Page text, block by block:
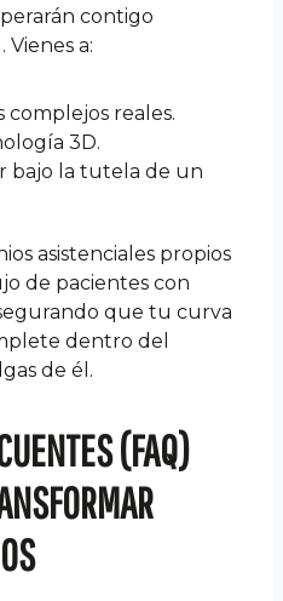
contigo
a:
complejos reales.
3D.
bajo la tutela de un
asistenciales propios
de pacientes con
que tu curva
dentro del
de él.
(FAQ)